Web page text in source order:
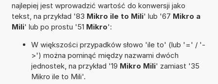
najlepiej jest wprowadzić wartość do konwersji jako
tekst, na przykład '83 Mikro ile to Mili' lub '67 Mikro a
Mili' lub po prostu '51 Mikro':
W większości przypadków słowo 'ile to' (lub '=' / '-
>') można pominąć między nazwami dwóch
jednostek, na przykład '19 Mikro Mili' zamiast '35
Mikro ile to Mili'.